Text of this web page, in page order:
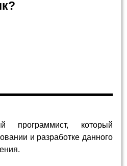
программист, который
и разработке данного